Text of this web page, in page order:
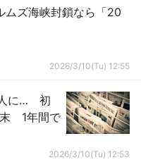
ズ海峡封鎖なら「20
2026/3/10(Tu) 12:55
人に… 初
1年間で
2026/3/10(Tu) 12:53